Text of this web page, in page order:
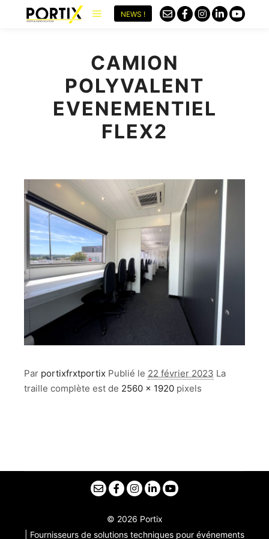
NEWS !
CAMION
POLYVALENT
EVENEMENTIEL
FLEX2
Par portixfrxtportix Publié le 22 février 2023 La
traille complète est de 2560 × 1920 pixels
© 2026 Portix
| Fournisseurs de solutions techniques pour événements